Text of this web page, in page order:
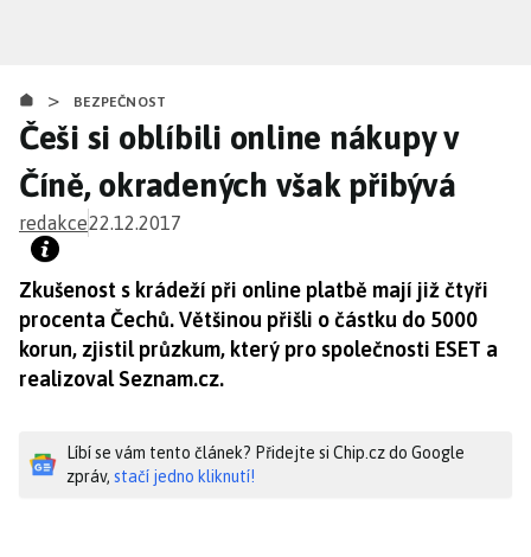
obsahu
> BEZPEČNOST
Češi si oblíbili online nákupy v
Číně, okradených však přibývá
redakce22.12.2017
Zkušenost s krádeží při online platbě mají již čtyři
procenta Čechů. Většinou přišli o částku do 5000
korun, zjistil průzkum, který pro společnosti ESET a
realizoval Seznam.cz.
Líbí se vám tento článek? Přidejte si Chip.cz do Google
zpráv, stačí jedno kliknutí!